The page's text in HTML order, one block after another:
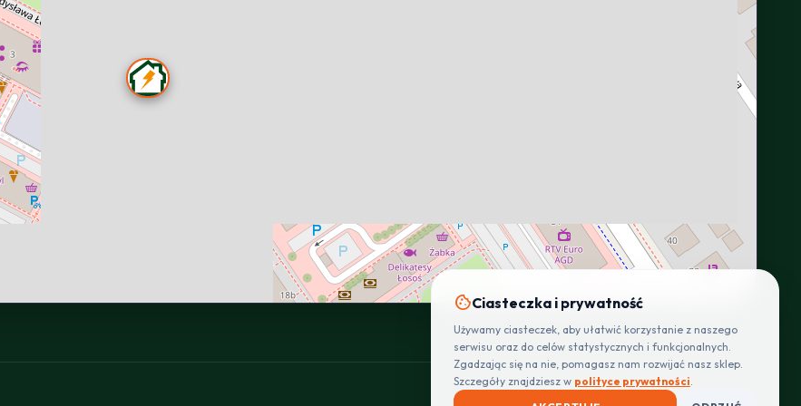
INTERACTIVE VIEW
cookieCiasteczka i prywatność
Używamy ciasteczek, aby ułatwić korzystanie z naszego
serwisu oraz do celów statystycznych i funkcjonalnych.
Zgadzając się na nie, pomagasz nam rozwijać nasz sklep.
Szczegóły znajdziesz w polityce prywatności.